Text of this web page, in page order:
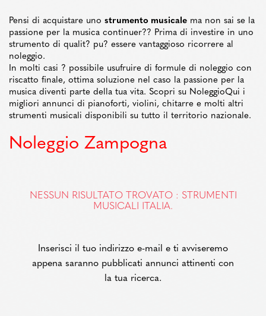
Pensi di acquistare uno strumento musicale ma non sai se la
passione per la musica continuer?? Prima di investire in uno
strumento di qualit? pu? essere vantaggioso ricorrere al
noleggio.
In molti casi ? possibile usufruire di formule di noleggio con
riscatto finale, ottima soluzione nel caso la passione per la
musica diventi parte della tua vita. Scopri su NoleggioQui i
migliori annunci di pianoforti, violini, chitarre e molti altri
strumenti musicali disponibili su tutto il territorio nazionale.
Noleggio Zampogna
NESSUN RISULTATO TROVATO : STRUMENTI
MUSICALI ITALIA.
Inserisci il tuo indirizzo e-mail e ti avviseremo
appena saranno pubblicati annunci attinenti con
la tua ricerca.